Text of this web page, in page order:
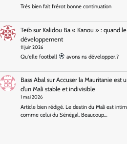
Très bien fait frérot bonne continuation
Teibsur Kalidou Ba « Kanou » : quand
développement
11 juin 2026
Qu'elle football avons ns développer.?
Bass Abalsur Accuser la Mauritanie est
d’un Mali stable et indivisible
1 mai 2026
Article bien rédigé. Le destin du Mali est
comme celui du Sénégal. Beaucoup…